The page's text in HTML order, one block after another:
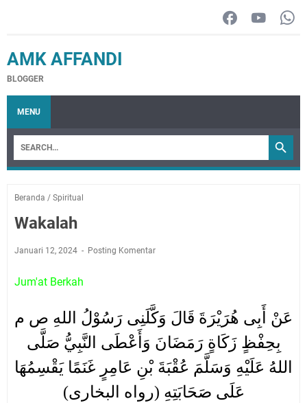
AMK AFFANDI
BLOGGER
MENU
Beranda / Spiritual
Wakalah
Januari 12, 2024 Posting Komentar
Jum'at Berkah
عَنْ أَبِى هُرَيْرَةَ قَالَ وَكَّلَنِى رَسُوْلُ اللهِ ص م
بِحِفْظٍ زَكَاةٍ رَمَضَانَ وَأَعْطَى النَّبِيُّ صَلَّى
اللهُ عَلَيْهِ وَسَلَّمَ عُقْبَةَ بْنِ عَامِرٍ غَنَمًا يَقْسِمُهَا
عَلَى صَحَابَتِهِ (رواه البخارى)